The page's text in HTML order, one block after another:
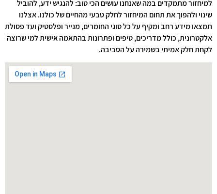
למיחזור מתמקדים במה שאנחנו עושים הכי טוב: להנגיש ידע, להוביל
שינוי ולהפוך את תחום המיחזור לחלק טבעי מהחיים של כולנו. אצלנו
תמצאו מידע רחב ומקיף על כל סוגי החומרים, מנייר ופלסטיק ועד פסולת
אלקטרונית, כולל מדריכים, טיפים ופתרונות בהתאמה אישית למי שרוצה
לקחת חלק אמיתי בשמירה על הסביבה.